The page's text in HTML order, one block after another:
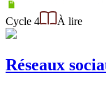
Cycle 4 À lire
Réseaux